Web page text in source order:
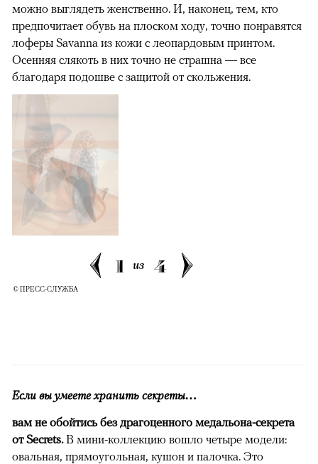
можно выглядеть женственно. И, наконец, тем, кто
предпочитает обувь на плоском ходу, точно понравятся
лоферы Savanna из кожи с леопардовым принтом.
Осенняя слякоть в них точно не страшна — все
благодаря подошве с защитой от скольжения.
1 из 4
© ПРЕСС-СЛУЖБА
Если вы умеете хранить секреты…
вам не обойтись без драгоценного медальона-секрета
от Secrets.В мини-коллекцию вошло четыре модели:
овальная, прямоугольная, кушон и палочка. Это